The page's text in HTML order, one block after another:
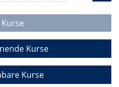
Kurse
Kurse